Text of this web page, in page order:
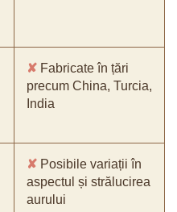
✘ Fabricate în țări
precum China, Turcia,
India
✘ Posibile variații în
aspectul și strălucirea
aurului